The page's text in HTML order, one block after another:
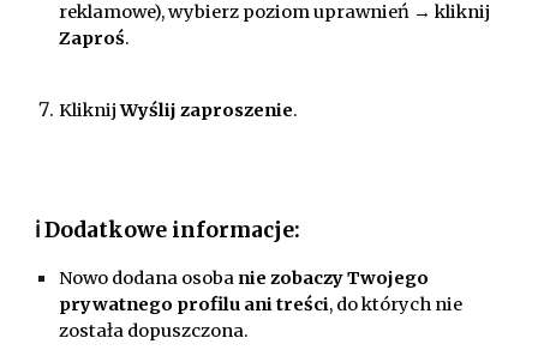
reklamowe), wybierz poziom uprawnień → kliknij
Zaproś.
KliknijWyślij zaproszenie.
ℹ️ Dodatkowe informacje:
Nowo dodana osoba nie zobaczy Twojego
prywatnego profilu ani treści, do których nie
została dopuszczona.